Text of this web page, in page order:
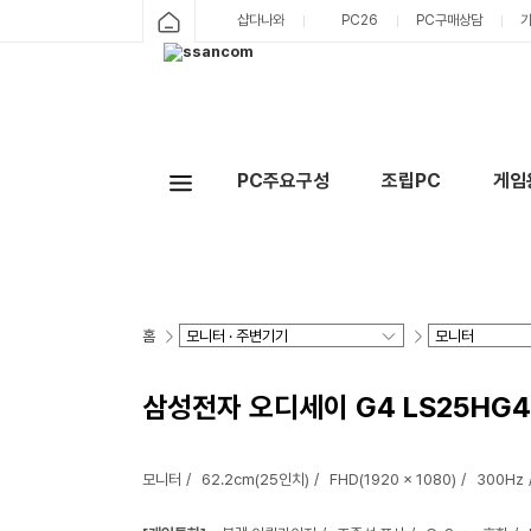
샵다나와 PC26 PC구매상담
PC주요구성 조립PC 게
홈
삼성전자 오디세이 G4
모니터 62.2cm(25인치) FHD(1920 x 1080) 300Hz